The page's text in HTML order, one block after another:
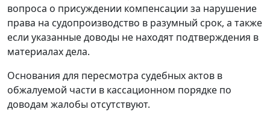
вопроса о присуждении компенсации за нарушение
права на судопроизводство в разумный срок, а также
если указанные доводы не находят подтверждения в
материалах дела.
Основания для пересмотра судебных актов в
обжалуемой части в кассационном порядке по
доводам жалобы отсутствуют.